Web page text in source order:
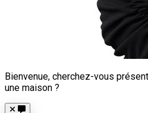
Bienvenue, cherchez-vous
une maison ?